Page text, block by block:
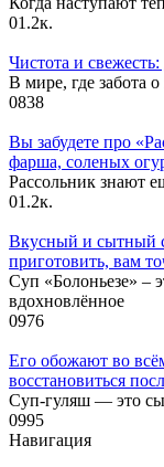
01.2к.
Чистота и
В мире, где забота
0838
Вы забудете про
фарша, соленых
Рассольник знают
01.2к.
Вкусный и сытный
приготовить, вам
Суп «Болоньезе» –
вдохновлённое
0976
Его обожают во
восстановиться
Суп-гуляш — это
0995
Навигация